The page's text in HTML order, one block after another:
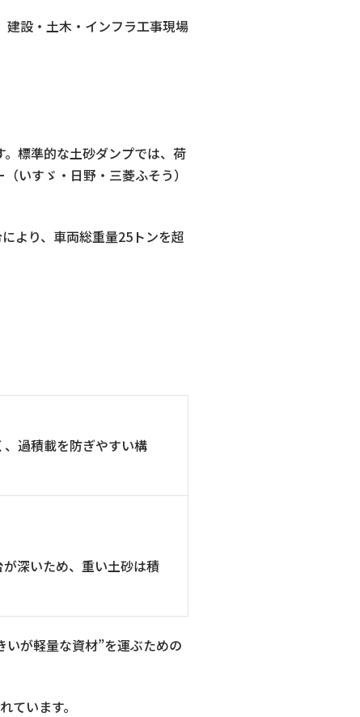
設・土木・インフラ工事現場
標準的な土砂ダンプでは、荷
いすゞ・日野・三菱ふそう）
より、車両総重量25トンを超
過積載を防ぎやすい構
深いため、重い土砂は積
が軽量な資材”を運ぶための
います。